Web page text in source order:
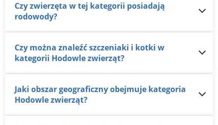
Czy zwierzęta w tej kategorii posiadają
rodowody?
Czy można znaleźć szczeniaki i kotki w
kategorii Hodowle zwierząt?
Jaki obszar geograficzny obejmuje kategoria
Hodowle zwierząt?